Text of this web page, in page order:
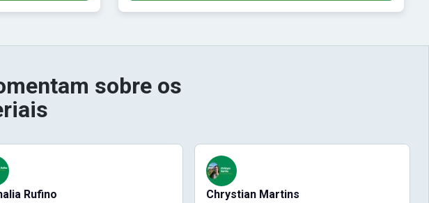
sobre os
Rufino Chrystian Martins